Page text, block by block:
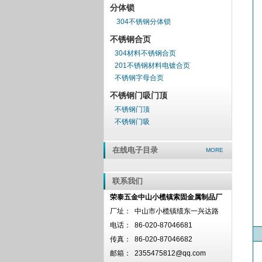
分体锁
304不锈钢分体锁
不锈钢合页
304材料不锈钢合页
201不锈钢材料电镀合页
不锈钢字母合页
不锈钢门吸门顶
不锈钢门顶
不锈钢门吸
在线电子目录 MORE
联系我们
荣泰五金中山小榄镇索固金属制品厂
厂址：
中山市小榄镇绩东一兴达路
电话：
86-020-87046681
传真：
86-020-87046682
邮箱：
2355475812@qq.com